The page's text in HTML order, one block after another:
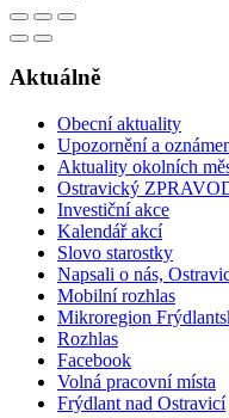
Aktuálně
Obecní aktuality
Upozornění a
Aktuality okolních
Ostravický
Investiční akce
Kalendář akcí
Slovo starostky
Napsali o nás,
Mobilní rozhlas
Mikroregion
Rozhlas
Facebook
Volná pracovní místa
Frýdlant nad Ostravicí